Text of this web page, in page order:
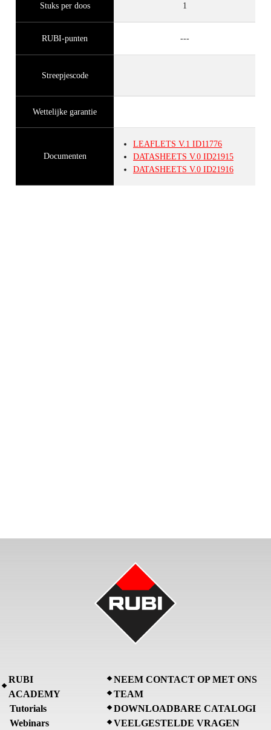
Stuks per doos 1
RUBI-punten ---
Streepjescode
Wettelijke garantie
Documenten
LEAFLETS V.1 ID11776
DATASHEETS V.0 ID21915
DATASHEETS V.0 ID21916
RUBI
ACADEMY
Tutorials
Webinars
NEEM CONTACT OP MET ONS
TEAM
DOWNLOADBARE CATALOGI
VEELGESTELDE VRAGEN